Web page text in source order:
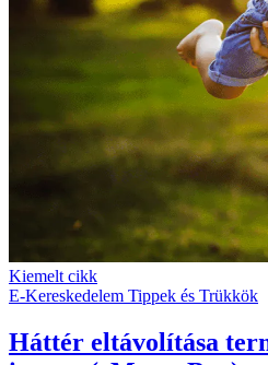
Kiemelt cikk
E-Kereskedelem Tippek és Trükkök
Háttér eltávolítása